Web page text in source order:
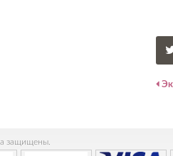
защищены.